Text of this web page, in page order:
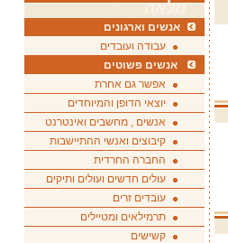
מלאה
אנשים וארגונים
עבודה ועובדים
אנשים פשוטים
אפשר גם אחרת
יוצאי הדופן והמיוחדים
אנשים , מחשבים ואינטרנט
קיבוצים ואנשי ההתיישבות
החברה החרדית
עולים חדשים ועולים ותיקים
עובדים זרים
תרמילאים ומטיילים
קשישים